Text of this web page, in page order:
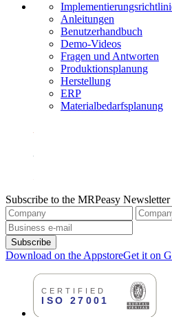
Anleitungen
Benutzerhandbuch
Demo-Videos
Fragen und Antworten
Produktionsplanung
Herstellung
ERP
Materialbedarfsplanung
Subscribe to the MRPeasy Newsletter
Subscribe
Download on the AppstoreGet it on